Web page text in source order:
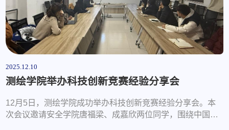
2025.12.10
测绘学院举办科技创新竞赛经验分享会
12月5日，测绘学院成功举办科技创新竞赛经验分享会。本
次会议邀请安全学院唐福梁、成嘉欣两位同学，围绕中国国